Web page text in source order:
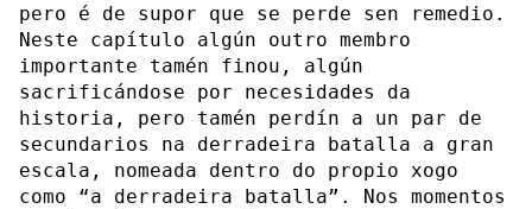
pero é de supor que se perde sen remedio.
Neste capítulo algún outro membro
importante tamén finou, algún
sacrificándose por necesidades da
historia, pero tamén perdín a un par de
secundarios na derradeira batalla a gran
escala, nomeada dentro do propio xogo
como “a derradeira batalla”. Nos momentos